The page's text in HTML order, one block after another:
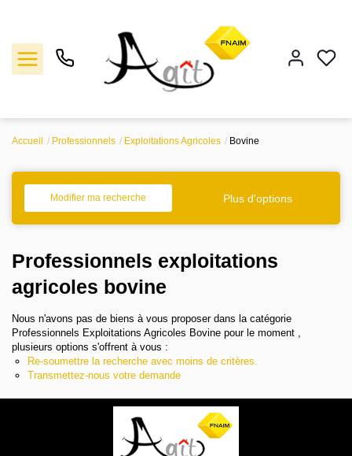
Location
Notre agence
Estimation
Contact
Accueil Professionnels Exploitations Agricoles Bovine
Modifier ma recherche Plus d'options
Professionnels exploitations
agricoles bovine
Nous n'avons pas de biens à vous proposer dans la catégorie
Professionnels Exploitations Agricoles Bovine pour le moment ,
plusieurs options s'offrent à vous :
Re-soumettre la recherche avec moins de critères.
Transmettez-nous votre demande